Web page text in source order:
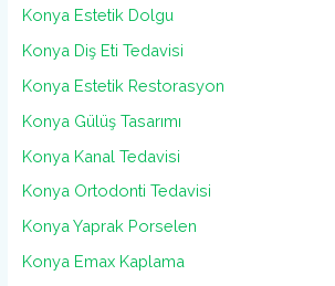
Konya Estetik Dolgu
Konya Diş Eti Tedavisi
Konya Estetik Restorasyon
Konya Gülüş Tasarımı
Konya Kanal Tedavisi
Konya Ortodonti Tedavisi
Konya Yaprak Porselen
Konya Emax Kaplama